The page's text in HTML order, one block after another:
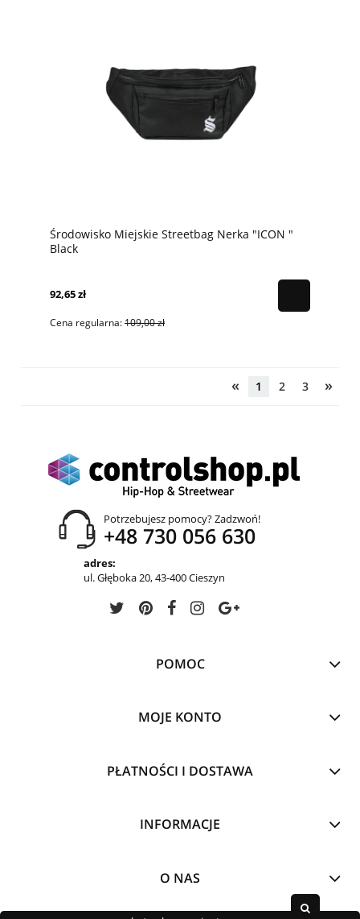
Środowisko Miejskie Streetbag Nerka "ICON "
Black
92,65 zł
Cena regularna:109,00 zł
« 1 2 3 »
Potrzebujesz pomocy? Zadzwoń!
+48 730 056 630
adres:
ul. Głęboka 20, 43-400 Cieszyn
POMOC
MOJE KONTO
PŁATNOŚCI I DOSTAWA
INFORMACJE
O NAS